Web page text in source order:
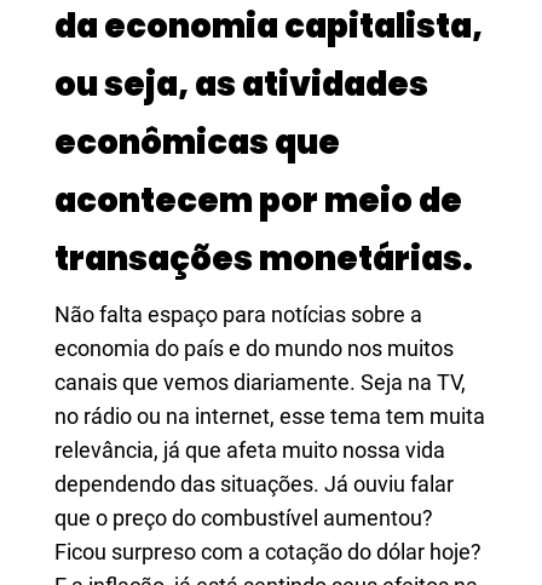
da economia capitalista,
ou seja, as atividades
econômicas que
acontecem por meio de
transações monetárias.
Não falta espaço para notícias sobre a
economia do país e do mundo nos muitos
canais que vemos diariamente. Seja na TV,
no rádio ou na internet, esse tema tem muita
relevância, já que afeta muito nossa vida
dependendo das situações. Já ouviu falar
que o preço do combustível aumentou?
Ficou surpreso com a cotação do dólar hoje?